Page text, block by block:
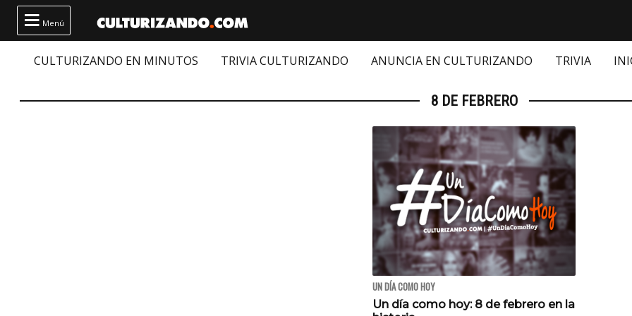
 Menú
CULTURIZANDO EN MINUTOS TRIVIA CULTURIZANDO ANUNCIA EN CULTURIZANDO TRIVIA
8 DE FEBRERO
UN DÍA COMO HOY
Un día como hoy: 8 de febrero en la